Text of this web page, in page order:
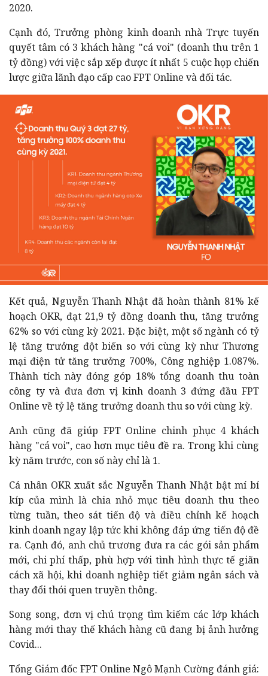
2020.
Cạnh đó, Trưởng phòng kinh doanh nhà Trực tuyến
quyết tâm có 3 khách hàng "cá voi" (doanh thu trên 1
tỷ đồng) với việc sắp xếp được ít nhất 5 cuộc họp chiến
lược giữa lãnh đạo cấp cao FPT Online và đối tác.
Kết quả, Nguyễn Thanh Nhật đã hoàn thành 81% kế
hoạch OKR, đạt 21,9 tỷ đồng doanh thu, tăng trưởng
62% so với cùng kỳ 2021. Đặc biệt, một số ngành có tỷ
lệ tăng trưởng đột biến so với cùng kỳ như Thương
mại điện tử tăng trưởng 700%, Công nghiệp 1.087%.
Thành tích này đóng góp 18% tổng doanh thu toàn
công ty và đưa đơn vị kinh doanh 3 đứng đầu FPT
Online về tỷ lệ tăng trưởng doanh thu so với cùng kỳ.
Anh cũng đã giúp FPT Online chinh phục 4 khách
hàng "cá voi", cao hơn mục tiêu đề ra. Trong khi cùng
kỳ năm trước, con số này chỉ là 1.
Cá nhân OKR xuất sắc Nguyễn Thanh Nhật bật mí bí
kíp của mình là chia nhỏ mục tiêu doanh thu theo
từng tuần, theo sát tiến độ và điều chỉnh kế hoạch
kinh doanh ngay lập tức khi không đáp ứng tiến độ đề
ra. Cạnh đó, anh chủ trương đưa ra các gói sản phẩm
mới, chi phí thấp, phù hợp với tình hình thực tế giãn
cách xã hội, khi doanh nghiệp tiết giảm ngân sách và
thay đổi thói quen truyền thông.
Song song, đơn vị chú trọng tìm kiếm các lớp khách
hàng mới thay thế khách hàng cũ đang bị ảnh hưởng
Covid...
Tổng Giám đốc FPT Online Ngô Mạnh Cường đánh giá: